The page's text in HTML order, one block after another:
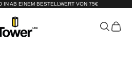
IN AB EINEM BESTELLWERT VON 75€
London.De
Suchen